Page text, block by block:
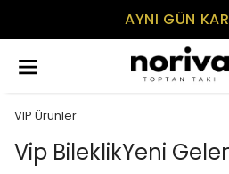
AYNI GÜN
VIP Ürünler
Vip BileklikYeni